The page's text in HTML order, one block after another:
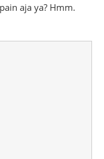
aja ya? Hmm.